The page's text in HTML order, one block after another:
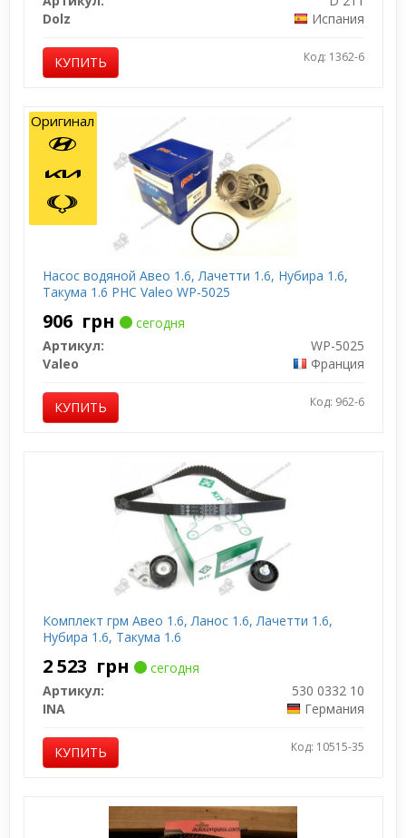
Dolz
Испания
КУПИТЬ Код: 1362-6
Насос водяной Авео 1.6, Лачетти 1.6, Нубира 1.6,
Такума 1.6 PHC Valeo WP-5025
906 грн
сегодня
Артикул:
WP-5025
Valeo
Франция
КУПИТЬ Код: 962-6
Оригинал
Комплект грм Авео 1.6, Ланос 1.6, Лачетти 1.6,
Нубира 1.6, Такума 1.6
2 523 грн
сегодня
Артикул:
530 0332 10
INA
Германия
КУПИТЬ Код: 10515-35